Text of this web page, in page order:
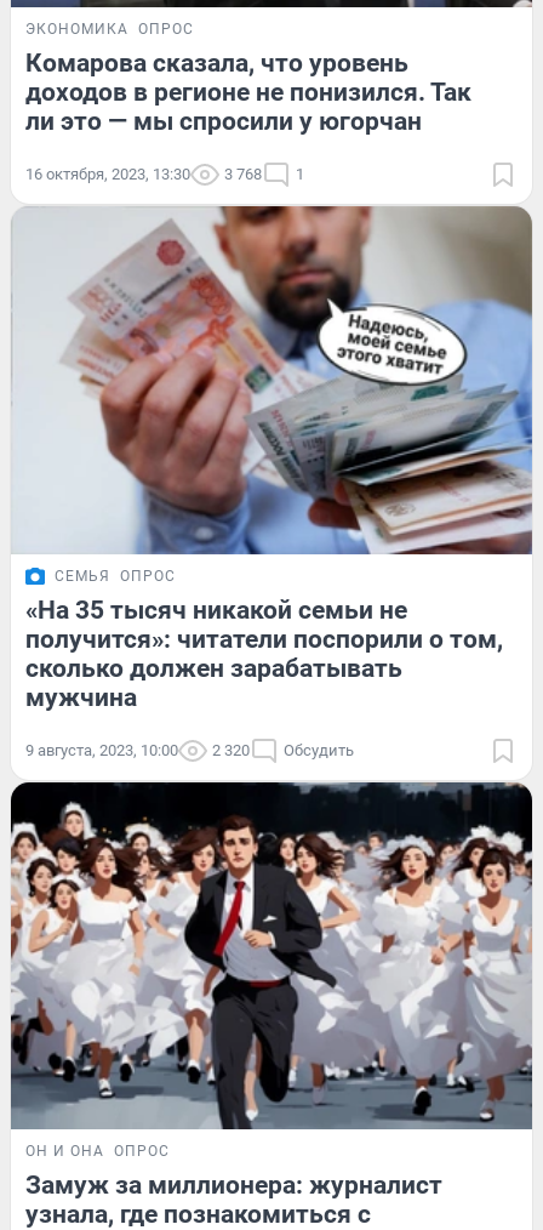
ЭКОНОМИКА ОПРОС
Комарова сказала, что уровень
доходов в регионе не понизился. Так
ли это — мы спросили у югорчан
16 октября, 2023, 13:30 3 768 1
СЕМЬЯ ОПРОС
«На 35 тысяч никакой семьи не
получится»: читатели поспорили о том,
сколько должен зарабатывать
мужчина
9 августа, 2023, 10:00 2 320 Обсудить
ОН И ОНА ОПРОС
Замуж за миллионера: журналист
узнала, где познакомиться с